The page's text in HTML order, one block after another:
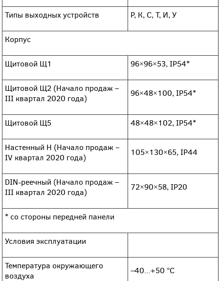
Типы выходных устройств Р, К, С, Т, И, У
Корпус
Щитовой Щ1 96×96×53, IP54*
Щитовой Щ2 (Начало продаж –
III квартал 2020 года)
96×48×100, IP54*
Щитовой Щ5 48×48×102, IP54*
Настенный Н (Начало продаж –
IV квартал 2020 года)
105×130×65, IP44
DIN-реечный (Начало продаж –
III квартал 2020 года)
72×90×58, IP20
* со стороны передней панели
Условия эксплуатации
Температура окружающего
воздуха
–40...+50 °С